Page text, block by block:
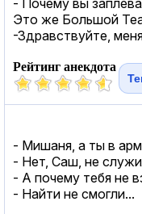
Это же Большой
-Здравствуйте,
Рейтинг анекдота
- Мишаня, а ты в
- Нет, Саш, не
- А почему тебя не
- Найти не смогли...